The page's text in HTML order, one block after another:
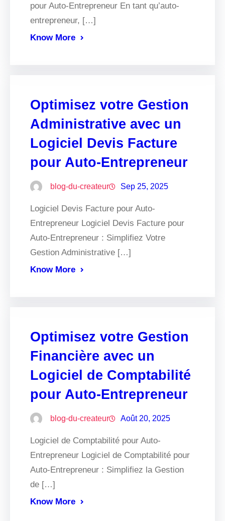
pour Auto-Entrepreneur En tant qu’auto-
entrepreneur, […]
Know More
Optimisez votre Gestion
Administrative avec un
Logiciel Devis Facture
pour Auto-Entrepreneur
blog-du-createur Sep 25, 2025
Logiciel Devis Facture pour Auto-
Entrepreneur Logiciel Devis Facture pour
Auto-Entrepreneur : Simplifiez Votre
Gestion Administrative […]
Know More
Optimisez votre Gestion
Financière avec un
Logiciel de Comptabilité
pour Auto-Entrepreneur
blog-du-createur Août 20, 2025
Logiciel de Comptabilité pour Auto-
Entrepreneur Logiciel de Comptabilité pour
Auto-Entrepreneur : Simplifiez la Gestion
de […]
Know More